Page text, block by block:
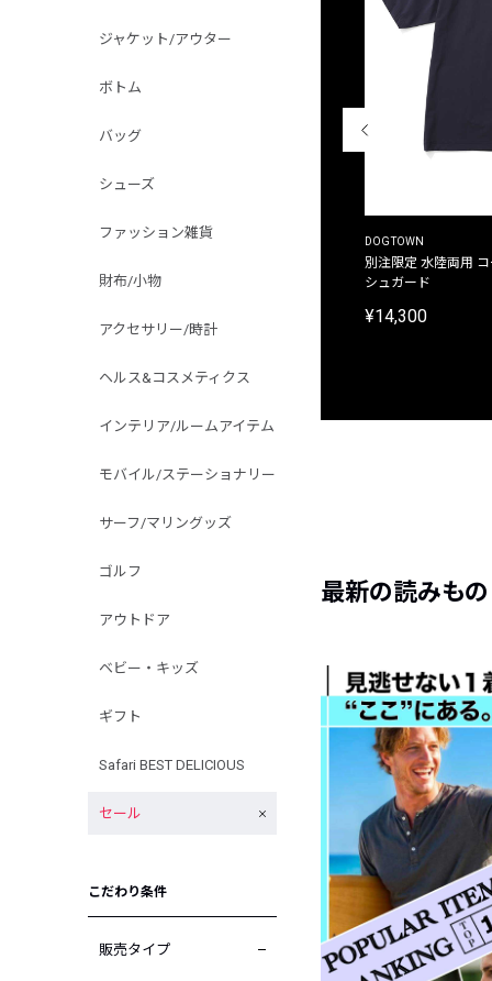
ジャケット/アウター
ボトム
バッグ
シューズ
ファッション雑貨
財布/小物
アクセサリー/時計
ヘルス&コスメティクス
インテリア/ルームアイテム
モバイル/ステーショナリー
サーフ/マリングッズ
ゴルフ
アウトドア
ベビー・キッズ
ギフト
Safari BEST DELICIOUS
セール
こだわり条件
販売タイプ
THE DUFFER OF ST.GEORGE
プリントTシャツ
DOGTOWN
別注限定 水陸両用
シュガード
¥14,300
最新の読みもの